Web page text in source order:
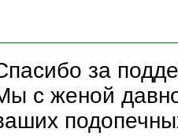
за
с женой